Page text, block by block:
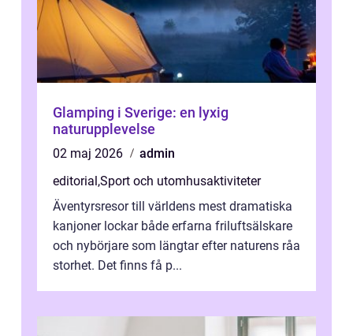
Glamping i Sverige: en lyxig
naturupplevelse
02 maj 2026
admin
editorial ,Sport och utomhusaktiviteter
Äventyrsresor till världens mest dramatiska
kanjoner lockar både erfarna friluftsälskare
och nybörjare som längtar efter naturens råa
storhet. Det finns få p...